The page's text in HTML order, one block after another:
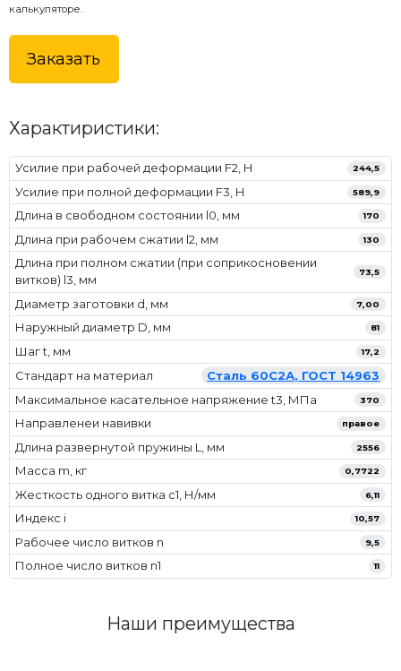
калькуляторе.
Заказать
Характиристики:
Усилие при рабочей деформации F2, Н 244,5
Усилие при полной деформации F3, Н 589,9
Длина в свободном состоянии l0, мм 170
Длина при рабочем сжатии l2, мм 130
Длина при полном сжатии (при соприкосновении
витков) l3, мм
73,5
Диаметр заготовки d, мм 7,00
Наружный диаметр D, мм 81
Шаг t, мм 17,2
Стандарт на материал
Сталь 60С2А, ГОСТ 14963
Максимальное касательное напряжение t3, МПа
370
Направленеи навивки правое
Длина развернутой пружины L, мм 2556
Масса m, кг 0,7722
Жесткость одного витка c1, Н/мм 6,11
Индекс i 10,57
Рабочее число витков n 9,5
Полное число витков n1 11
Наши преимущества